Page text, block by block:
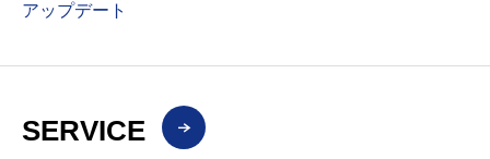
アップデート
SERVICE